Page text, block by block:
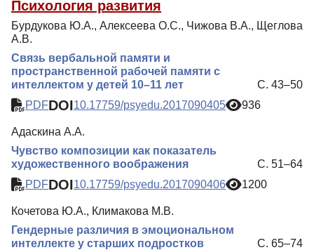
Психология развития
Бурдукова Ю.А., Алексеева О.С., Чижова В.А., Щеглова
А.В.
Связь вербальной памяти и
пространственной рабочей памяти с
интеллектом у детей 10–11 лет
С. 43–50
PDFDOI10.17759/psyedu.2017090405 936
Адаскина А.А.
Чувство композиции как показатель
художественного воображения
С. 51–64
PDFDOI10.17759/psyedu.2017090406 1200
Кочетова Ю.А., Климакова М.В.
Гендерные различия в эмоциональном
интеллекте у старших подростков
С. 65–74